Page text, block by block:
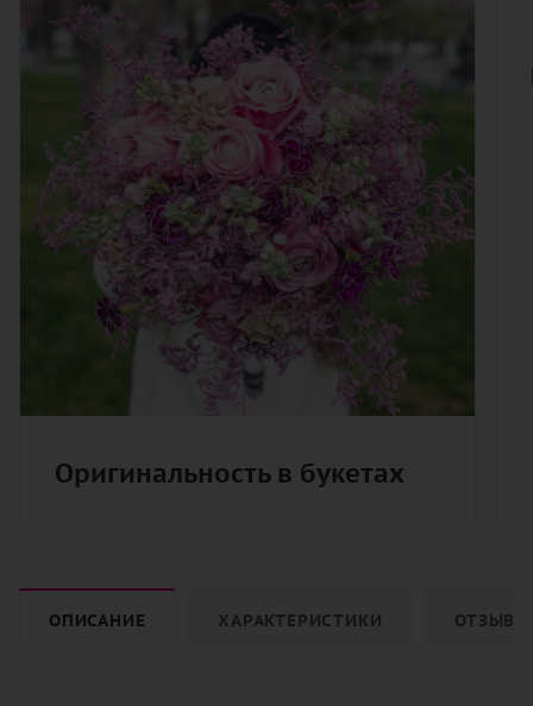
Оригинальность в букетах
ОПИСАНИЕ ХАРАКТЕРИСТИКИ ОТЗЫВЫ